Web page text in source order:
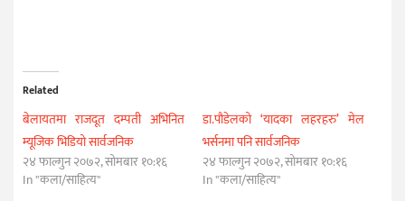
Related
बेलायतमा राजदूत दम्पती अभिनित
म्यूजिक भिडियो सार्वजनिक
२४ फाल्गुन २०७२, सोमबार १०:१६
In "कला/साहित्य"
डा.पौडेलको ‘यादका लहरहरु’ मेल
भर्सनमा पनि सार्वजनिक
२४ फाल्गुन २०७२, सोमबार १०:१६
In "कला/साहित्य"